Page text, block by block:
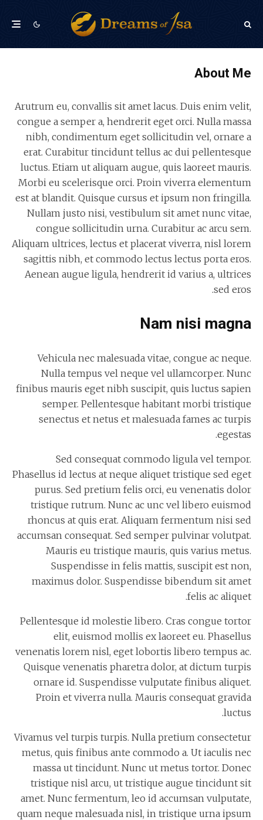
About Me
Arutrum eu, convallis sit amet lacus. Duis enim velit,
congue a semper a, hendrerit eget orci. Nulla massa
nibh, condimentum eget sollicitudin vel, ornare a
erat. Curabitur tincidunt tellus ac dui pellentesque
luctus. Etiam ut aliquam augue, quis laoreet mauris.
Morbi eu scelerisque orci. Proin viverra elementum
est at blandit. Quisque cursus et ipsum non fringilla.
Nullam justo nisi, vestibulum sit amet nunc vitae,
congue sollicitudin urna. Curabitur ac arcu sem.
Aliquam ultrices, lectus et placerat viverra, nisl lorem
sagittis nibh, et commodo lectus lectus porta eros.
Aenean augue ligula, hendrerit id varius a, ultrices
sed eros.
Nam nisi magna
Vehicula nec malesuada vitae, congue ac neque.
Nulla tempus vel neque vel ullamcorper. Nunc
finibus mauris eget nibh suscipit, quis luctus sapien
semper. Pellentesque habitant morbi tristique
senectus et netus et malesuada fames ac turpis
egestas.
Sed consequat commodo ligula vel tempor.
Phasellus id lectus at neque aliquet tristique sed eget
purus. Sed pretium felis orci, eu venenatis dolor
tristique rutrum. Nunc ac unc vel libero euismod
rhoncus at quis erat. Aliquam fermentum nisi sed
accumsan consequat. Sed semper pulvinar volutpat.
Mauris eu tristique mauris, quis varius metus.
Suspendisse in felis mattis, suscipit est non,
maximus dolor. Suspendisse bibendum sit amet
felis ac aliquet.
Pellentesque id molestie libero. Cras congue tortor
elit, euismod mollis ex laoreet eu. Phasellus
venenatis lorem nisl, eget lobortis libero tempus ac.
Quisque venenatis pharetra dolor, at dictum turpis
ornare id. Suspendisse vulputate finibus aliquet.
Proin et viverra nulla. Mauris consequat gravida
luctus.
Vivamus vel turpis turpis. Nulla pretium consectetur
metus, quis finibus ante commodo a. Ut iaculis nec
massa ut tincidunt. Nunc ut metus tortor. Donec
tristique nisl arcu, ut tristique augue tincidunt sit
amet. Nunc fermentum, leo id accumsan vulputate,
quam neque malesuada nisl, in tristique urna ipsum